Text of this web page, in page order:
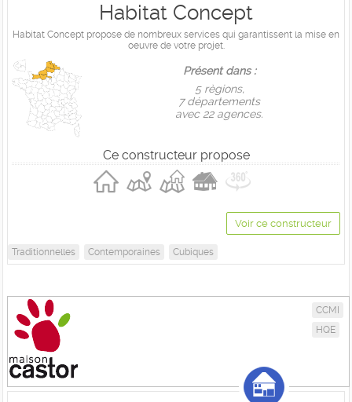
Habitat Concept
Habitat Concept propose de nombreux services qui garantissent la mise en
oeuvre de votre projet.
Présent dans :
5 règions,
7 départements
avec 22 agences.
Ce constructeur propose
Voir ce constructeur
Traditionnelles Contemporaines Cubiques
CCMI
HQE